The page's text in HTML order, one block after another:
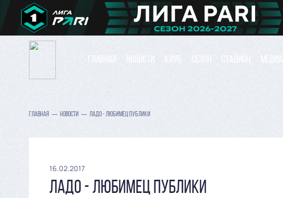
ГЛАВНАЯ НОВОСТИ КЛУБ СЕЗОН СТАДИОН МЕДИА
ГЛАВНАЯ НОВОСТИ ЛАДО - ЛЮБИМЕЦ ПУБЛИКИ
16.02.2017
ЛАДО - ЛЮБИМЕЦ ПУБЛИКИ